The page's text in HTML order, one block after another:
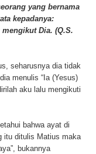
yang bernama
kepadanya:
Dia. (Q.S.
seharusnya dia tidak
menulis “Ia (Yesus)
aku lalu mengikuti
bahwa ayat di
itu ditulis Matius maka
bukannya